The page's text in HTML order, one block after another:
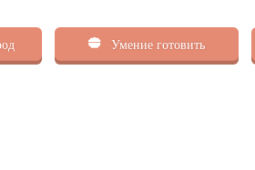
Умение готовить